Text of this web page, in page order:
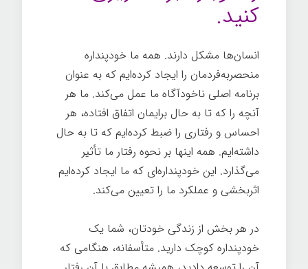
کنيد.
انسان‌ها مشکل دارند. همه ما خودپنداره
منحصربه‌فردمان را ایجاد کرده‌ایم که به عنوان
برنامه اصلی ناخودآگاه ما عمل می‌کند. ما هر
آنچه را که تا به حال برایمان اتفاق افتاده، هر
احساس و رفتاری را ضبط کرده‌ایم که تا به حال
داشته‌ایم. همه اینها بر نحوه رفتار ما تأثیر
می‌گذارد. این خودپنداره‌ای که ما ایجاد کرده‌ایم
اثربخشی و عملکرد ما را تعیین می‌کند.
در هر بخش از زندگی خودتان، شما یک
خودپنداره کوچک دارید. متأسفانه، هنگامی که